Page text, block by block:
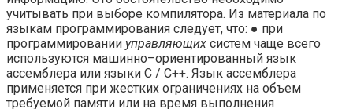
учитывать при вы­боре компилятора. Из материала по
языкам программирования следует, что: ● при
программировании управляющих систем чаще всего
используются ма­шинно–ориентированный язык
ассемблера или языки С / С++. Язык ассемблера
применяется при жестких ограничениях на объем
требуемой памяти или на время выполнения